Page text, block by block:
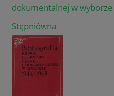
dokumentalnej w
Stępniówna